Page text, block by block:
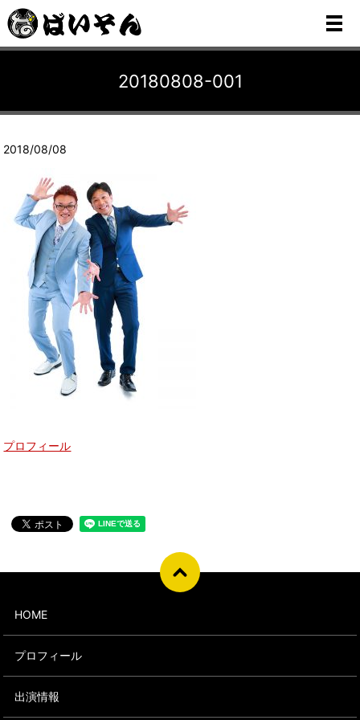
メ
20180808-001
2018/08/08
プロフィール
HOME
プロフィール
出演情報